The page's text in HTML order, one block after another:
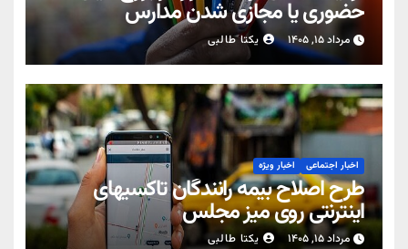
حضوری یا مجازی شدن مدارس
مرداد ۱۵, ۱۴۰۵ یکتا طالبی
اخبار اجتماعی اخبار ویژه
طرح اصلاح بیمه رانندگان تاکسیهای
اینترنتی روی میز مجلس
مرداد ۱۵, ۱۴۰۵ یکتا طالبی